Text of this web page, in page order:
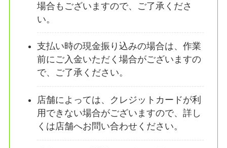
場合もございますので、ご了承くださ
い。
支払い時の現金振り込みの場合は、作業
前にご入金いただく場合がございますの
で、ご了承ください。
店舗によっては、クレジットカードが利
用できない場合がございますので、詳し
くは店舗へお問い合わせください。